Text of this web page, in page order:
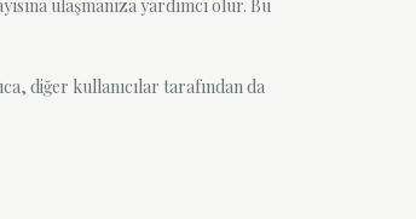
ulaşmanıza yardımcı olur. Bu
diğer kullanıcılar tarafından da